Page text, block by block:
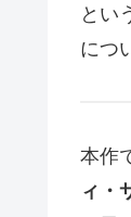
とい
につ
本作
ィ・